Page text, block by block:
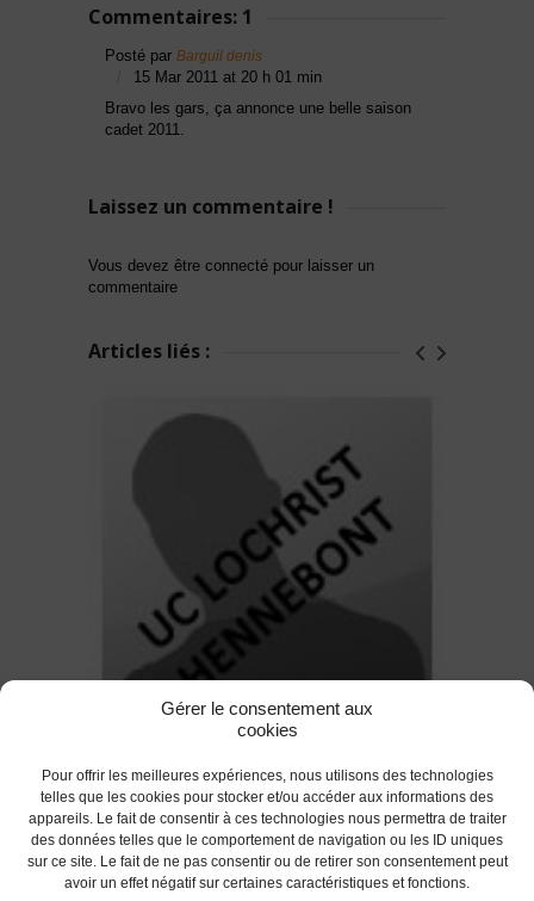
Gérer le consentement aux
cookies
Pour offrir les meilleures expériences, nous utilisons des technologies
telles que les cookies pour stocker et/ou accéder aux informations des
appareils. Le fait de consentir à ces technologies nous permettra de traiter
des données telles que le comportement de navigation ou les ID uniques
sur ce site. Le fait de ne pas consentir ou de retirer son consentement peut
avoir un effet négatif sur certaines caractéristiques et fonctions.
Commentaires: 1
Posté par Barguil denis
15 Mar 2011 at 20 h 01 min
Bravo les gars, ça annonce une belle saison
cadet 2011.
Laissez un commentaire !
Vous devez être connecté pour laisser un
commentaire
Articles liés :
Tro Div Ster 2012 Les équipes
engagées : UC Lochrist Hennebont
RETOUR